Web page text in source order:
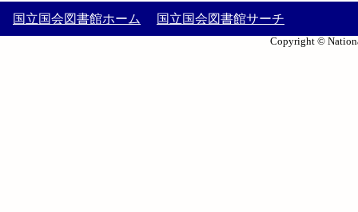
国立国会図書館ホーム 国立国会図書館サーチ
Copyright ©